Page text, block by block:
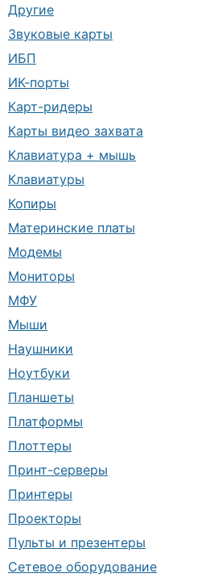
Другие
Звуковые карты
ИБП
ИК-порты
Карт-ридеры
Карты видео захвата
Клавиатура + мышь
Клавиатуры
Копиры
Материнские платы
Модемы
Мониторы
МФУ
Мыши
Наушники
Ноутбуки
Планшеты
Платформы
Плоттеры
Принт-серверы
Принтеры
Проекторы
Пульты и презентеры
Сетевое оборудование